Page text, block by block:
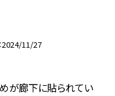
2024/11/27
が廊下に貼られてい